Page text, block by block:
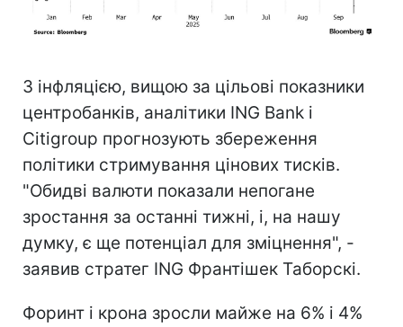
З інфляцією, вищою за цільові показники
центробанків, аналітики ING Bank і
Citigroup прогнозують збереження
політики стримування цінових тисків.
"Обидві валюти показали непогане
зростання за останні тижні, і, на нашу
думку, є ще потенціал для зміцнення", -
заявив стратег ING Франтішек Таборскі.
Форинт і крона зросли майже на 6% і 4%